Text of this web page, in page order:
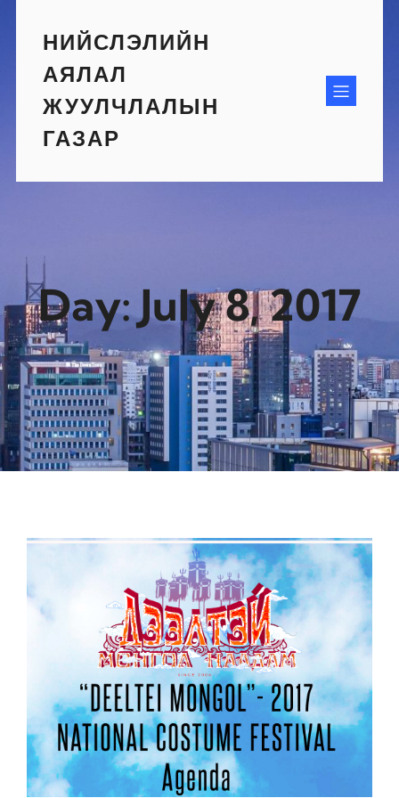
contentНИЙСЛЭЛИЙН
АЯЛАЛ
ЖУУЛЧЛАЛЫН
ГАЗАР
Day:July 8, 2017